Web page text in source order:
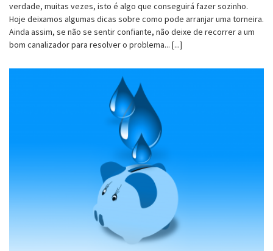
verdade, muitas vezes, isto é algo que conseguirá fazer sozinho.
Hoje deixamos algumas dicas sobre como pode arranjar uma torneira.
Ainda assim, se não se sentir confiante, não deixe de recorrer a um
bom canalizador para resolver o problema... [...]